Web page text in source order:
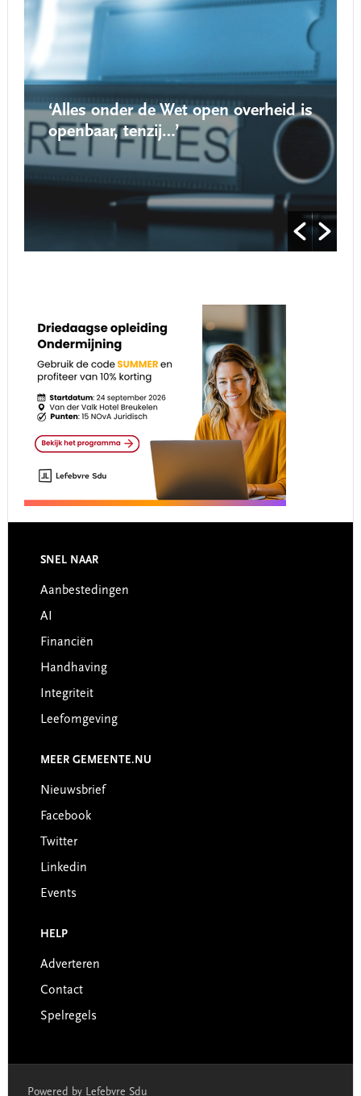
onder de Wet open overheid is
tenzij…’
roept
Footer
SNEL NAAR
Aanbestedingen
AI
Financiën
Handhaving
Integriteit
Leefomgeving
MEER GEMEENTE.NU
Nieuwsbrief
Facebook
Twitter
Linkedin
Events
HELP
Adverteren
Contact
Spelregels
Powered by Lefebvre Sdu